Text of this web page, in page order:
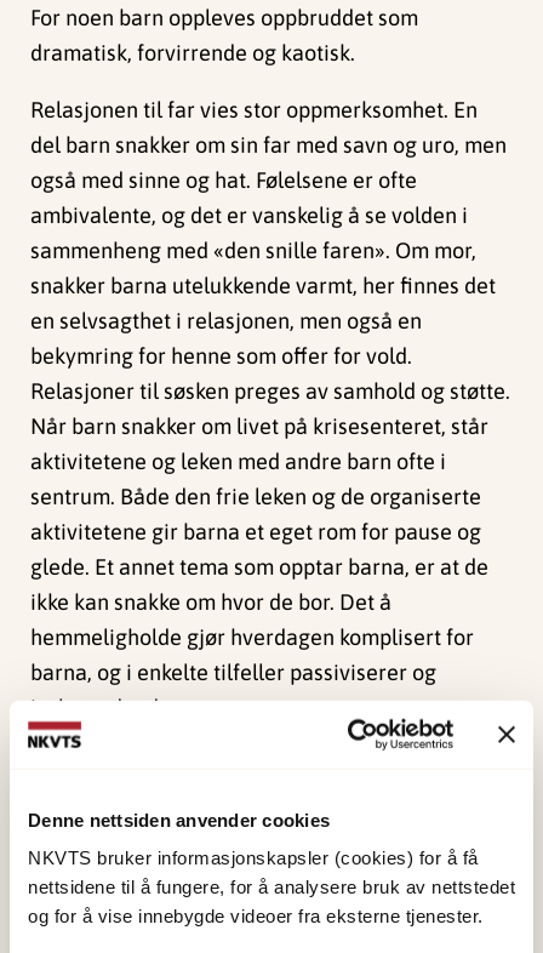
Denne nettsiden anvender cookies
NKVTS bruker informasjonskapsler (cookies) for å få
nettsidene til å fungere, for å analysere bruk av nettstedet
og for å vise innebygde videoer fra eksterne tjenester.
For noen barn oppleves oppbruddet som
dramatisk, forvirrende og kaotisk.
Relasjonen til far vies stor oppmerksomhet. En
del barn snakker om sin far med savn og uro, men
også med sinne og hat. Følelsene er ofte
ambivalente, og det er vanskelig å se volden i
sammenheng med «den snille faren». Om mor,
snakker barna utelukkende varmt, her finnes det
en selvsagthet i relasjonen, men også en
bekymring for henne som offer for vold.
Relasjoner til søsken preges av samhold og støtte.
Når barn snakker om livet på krisesenteret, står
aktivitetene og leken med andre barn ofte i
sentrum. Både den frie leken og de organiserte
aktivitetene gir barna et eget rom for pause og
glede. Et annet tema som opptar barna, er at de
ikke kan snakke om hvor de bor. Det å
hemmeligholde gjør hverdagen komplisert for
barna, og i enkelte tilfeller passiviserer og
isolerer det dem.
Flere av barna vet at flytting fra krisesenteret
barna som har bodd på senter tidligere, er dette
en realitet. De har aldri truffet igjen de barna som
de ble venner med der.